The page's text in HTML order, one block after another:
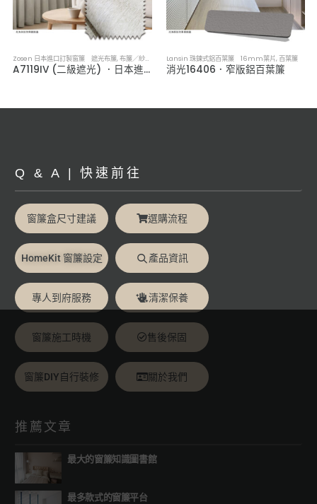
Zosen 日本進口訂製窗簾 遮光布簾,布簾／紗簾／窗簾布
A7119IV (二級遮光) ．日本進口訂製遮光布簾
Lansin 珠鍊式鋁百葉簾 16mm葉片,百葉簾
消光16406．窄版鋁百葉簾
Q & A | 快速前往
窗簾盒尺寸建議 選購流程
HomeKit 窗簾設定 產品資訊
專人到府服務 清潔保養
窗簾施工時機 售後保固
窗簾DIY自行裝修 關於我們
推薦文章
最大的窗簾知識圖書館
最多款式的窗簾平台